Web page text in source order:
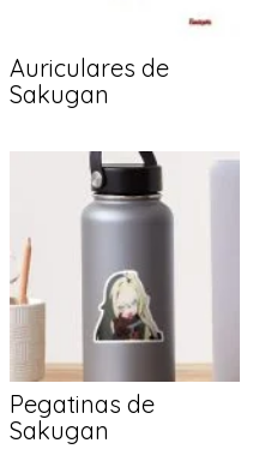
Auriculares de
Sakugan
Pegatinas de
Sakugan